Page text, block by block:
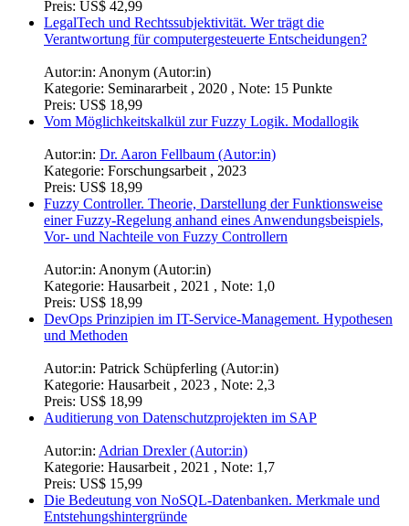
Preis: US$ 42,99
LegalTech und Rechtssubjektivität. Wer trägt die
Verantwortung für computergesteuerte Entscheidungen?
Autor:in: Anonym (Autor:in)
Kategorie: Seminararbeit , 2020 , Note: 15 Punkte
Preis: US$ 18,99
Vom Möglichkeitskalkül zur Fuzzy Logik. Modallogik
Autor:in: Dr. Aaron Fellbaum (Autor:in)
Kategorie: Forschungsarbeit , 2023
Preis: US$ 18,99
Fuzzy Controller. Theorie, Darstellung der Funktionsweise
einer Fuzzy-Regelung anhand eines Anwendungsbeispiels,
Vor- und Nachteile von Fuzzy Controllern
Autor:in: Anonym (Autor:in)
Kategorie: Hausarbeit , 2021 , Note: 1,0
Preis: US$ 18,99
DevOps Prinzipien im IT-Service-Management. Hypothesen
und Methoden
Autor:in: Patrick Schüpferling (Autor:in)
Kategorie: Hausarbeit , 2023 , Note: 2,3
Preis: US$ 18,99
Auditierung von Datenschutzprojekten im SAP
Autor:in: Adrian Drexler (Autor:in)
Kategorie: Hausarbeit , 2021 , Note: 1,7
Preis: US$ 15,99
Die Bedeutung von NoSQL-Datenbanken. Merkmale und
Entstehungshintergründe